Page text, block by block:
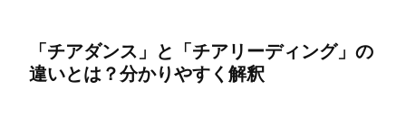
「チアダンス」と「チアリーディング」の
違いとは？分かりやすく解釈